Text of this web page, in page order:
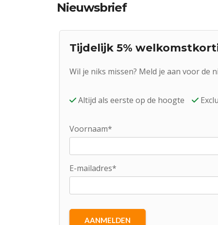
Nieuwsbrief
Tijdelijk 5%
Wil je niks missen? Meld je aan voor
Altijd als eerste op de hoogte
Voornaam*
E-mailadres*